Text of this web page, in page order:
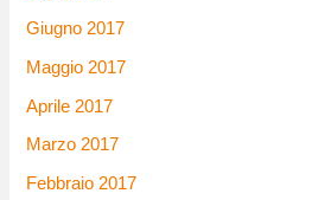
Giugno 2017
Maggio 2017
Aprile 2017
Marzo 2017
Febbraio 2017